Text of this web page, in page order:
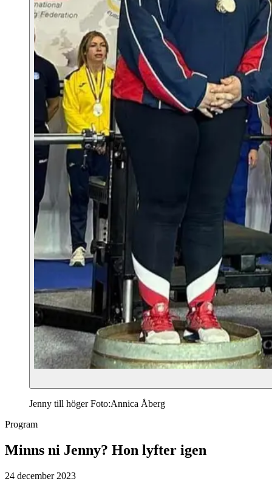
Jenny till höger Foto:Annica Åberg
Program
Minns ni Jenny? Hon lyfter igen
24 december 2023